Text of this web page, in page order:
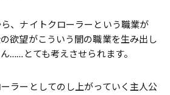
、ナイトクローラーという職業が
欲望がこういう闇の職業を生み出し
……とても考えさせられます。
ラーとしてのし上がっていく主人公